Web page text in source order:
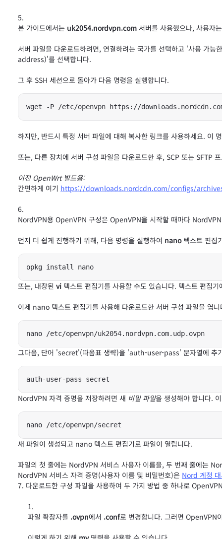
본 가이드에서는 uk2054.nordvpn.com 서버를 사용했으나, 사용자
서버 파일을 다운로드하려면, 연결하려는 국가를 선택하고 '사용
address)'를 선택합니다.
그 후 SSH 세션으로 돌아가 다음 명령을 실행합니다.
wget -P /etc/openvpn https://
하지만, 반드시 특정 서버 파일에 대해 복사한 링크를 사용하세요. 이
또는, 다른 장치에 서버 구성 파일을 다운로드한 후, SCP 또는 SFTP
이전 OpenWrt 빌드용:
간편하게 여기 https://downloads.nordcdn.com/configs/
NordVPN용 OpenVPN 구성은 OpenVPN을 시작할 때마다
먼저 더 쉽게 진행하기 위해, 다음 명령을 실행하여 nano텍스트 편집
opkg install nano
또는, 내장된 vi 텍스트 편집기를 사용할 수도 있습니다. 텍스트 편집
이제 nano 텍스트 편집기를 사용해 다운로드한 서버 구성 파일을 엽
nano /etc/openvpn/uk2054.nordvpn.com.udp.ovpn
그다음, 단어 'secret'(따옴표 생략)을 'auth-user-pass' 문자열에 추
auth-user-pass secret
NordVPN 자격 증명을 저장하려면 새 비밀 파일을 생성해야 합니다.
nano /etc/openvpn/secret
새 파일이 생성되고 nano 텍스트 편집기로 파일이 열립니다.
파일의 첫 줄에는 NordVPN 서비스 사용자 이름을, 두 번째 줄에는
NordVPN 서비스 자격 증명(사용자 이름 및 비밀번호)은 Nord 계정
다운로드한 구성 파일을 사용하여 두 가지 방법 중 하나로
파일 확장자를 .ovpn에서 .conf로 변경합니다. 그러면 OpenVPN